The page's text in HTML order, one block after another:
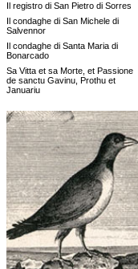
Il registro di San Pietro di Sorres
Il condaghe di San Michele di
Salvennor
Il condaghe di Santa Maria di
Bonarcado
Sa Vitta et sa Morte, et Passione
de sanctu Gavinu, Prothu et
Januariu